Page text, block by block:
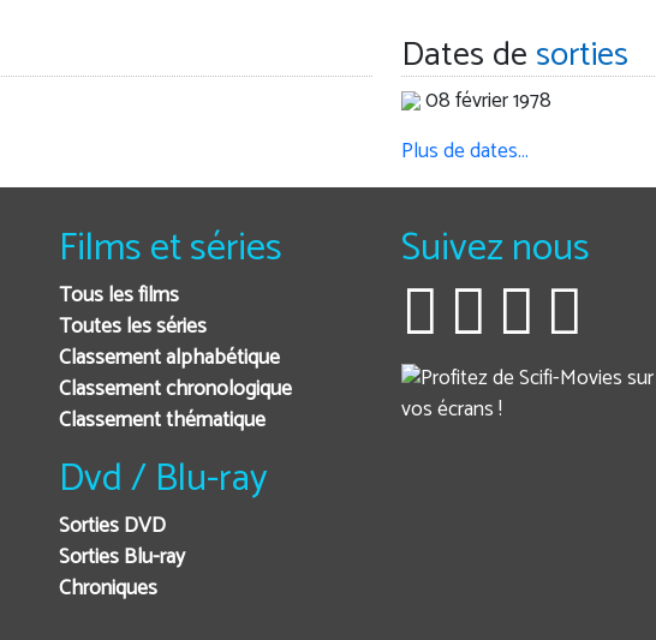
Dates desorties
08 février 1978
Plus de dates…
Films et séries
Tous les films
Toutes les séries
Classement alphabétique
Classement chronologique
Classement thématique
Dvd / Blu-ray
Sorties DVD
Sorties Blu-ray
Chroniques
Suivez nous